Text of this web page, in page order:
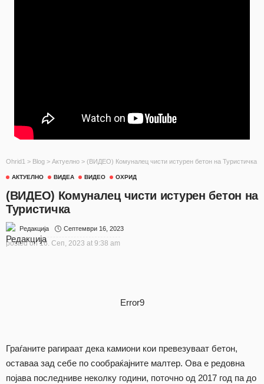
Ohrid1 > Blog > Актуелно > (ВИДЕО) Комуналец чисти истурен бетон на Туристичка
АКТУЕЛНО ВИДЕА ВИДЕО ОХРИД
(ВИДЕО) Комуналец чисти истурен бетон на
Туристичка
Редакција Септември 16, 2023
posted on 16. Сеп, 2023 at 9:38 am
Error9
Граѓаните рагираат дека камиони кои превезуваат бетон,
оставаа зад себе по сообраќајните малтер. Ова е редовна
појава последниве неколку години, поточно од 2017 год па до